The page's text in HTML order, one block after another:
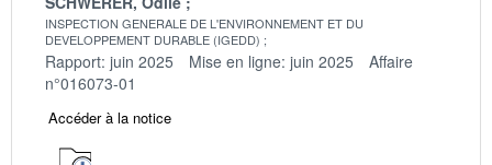
INSPECTION GENERALE DE L'ENVIRONNEMENT ET DU
DEVELOPPEMENT DURABLE (IGEDD)
Rapport: juin 2025 Mise en ligne: juin 2025
Affaire
n°016073-01
Accéder à la notice